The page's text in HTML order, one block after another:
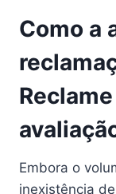
Como a
Embora o
inexistência